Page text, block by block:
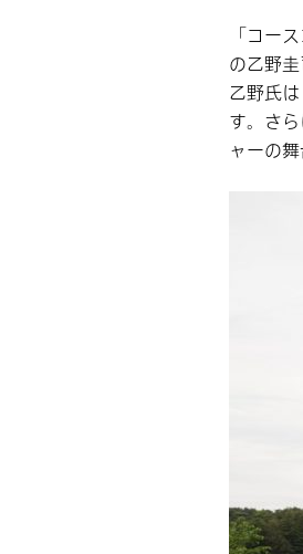
「コー
の乙野圭
乙野氏
す。さ
ャーの舞